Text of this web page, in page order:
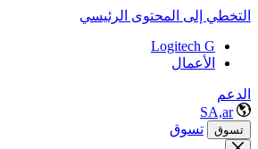
التخطي إلى المحتوى الرئيسي
Logitech G
الأعمال
الدعم
SA,ar
تسوق تسوق